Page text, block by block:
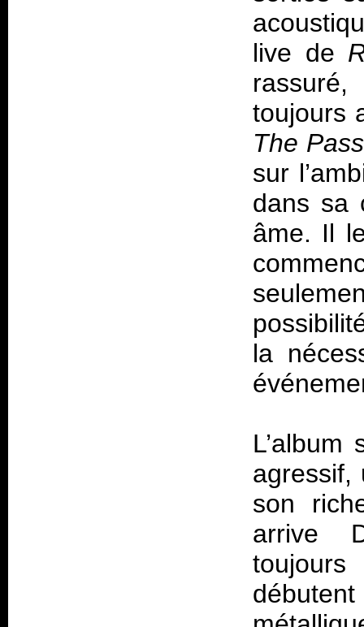
live de
toujours
The
sur
dans sa
âme. Il
la
L’album
agressif,
son
arrive